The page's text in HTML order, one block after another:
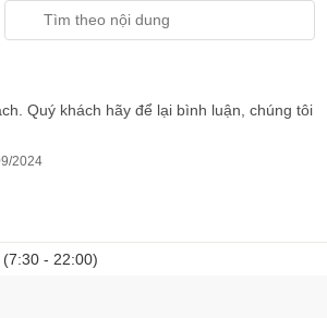
Quý khách hãy để lại bình luận, chúng tôi
2024
(7:30 - 22:00)